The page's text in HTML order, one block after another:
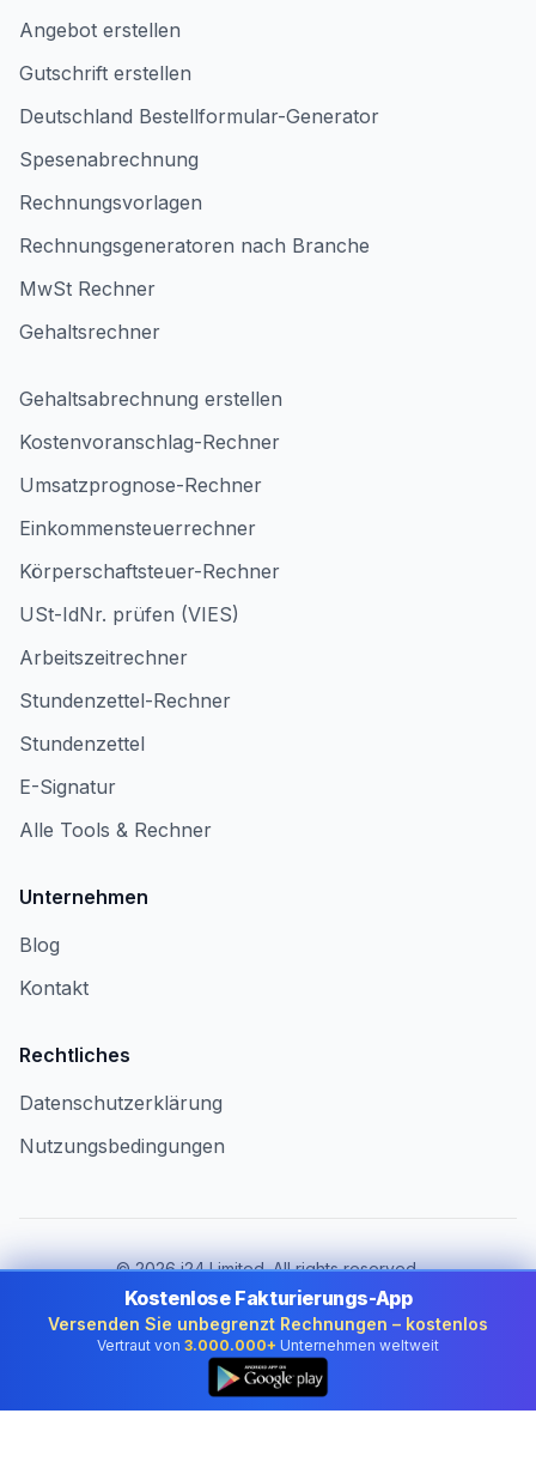
Angebot erstellen
Gutschrift erstellen
Deutschland Bestellformular-Generator
Spesenabrechnung
Rechnungsvorlagen
Rechnungsgeneratoren nach Branche
MwSt Rechner
Gehaltsrechner
Gehaltsabrechnung erstellen
Kostenvoranschlag-Rechner
Umsatzprognose-Rechner
Einkommensteuerrechner
Körperschaftsteuer-Rechner
USt-IdNr. prüfen (VIES)
Arbeitszeitrechner
Stundenzettel-Rechner
Stundenzettel
E-Signatur
Alle Tools & Rechner
Unternehmen
Blog
Kontakt
Rechtliches
Datenschutzerklärung
Nutzungsbedingungen
©2026i24 Limited. All rights reserved.
Für Unternehmen in Germany
Land ändern:
Germany
Kostenlose Fakturierungs-App
Versenden Sie unbegrenzt Rechnungen – kostenlos
Vertraut von 3.000.000+ Unternehmen weltweit